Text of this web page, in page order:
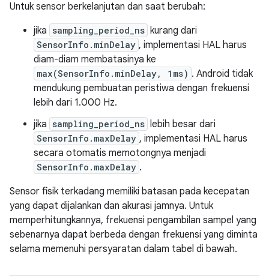
Untuk sensor berkelanjutan dan saat berubah:
jika sampling_period_ns kurang dari
SensorInfo.minDelay , implementasi HAL harus
diam-diam membatasinya ke
max(SensorInfo.minDelay, 1ms) . Android tidak
mendukung pembuatan peristiwa dengan frekuensi
lebih dari 1.000 Hz.
jika sampling_period_ns lebih besar dari
SensorInfo.maxDelay , implementasi HAL harus
secara otomatis memotongnya menjadi
SensorInfo.maxDelay .
Sensor fisik terkadang memiliki batasan pada kecepatan
yang dapat dijalankan dan akurasi jamnya. Untuk
memperhitungkannya, frekuensi pengambilan sampel yang
sebenarnya dapat berbeda dengan frekuensi yang diminta
selama memenuhi persyaratan dalam tabel di bawah.